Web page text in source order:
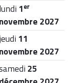
lundi 1er
novembre 2027
jeudi 11
novembre 2027
25